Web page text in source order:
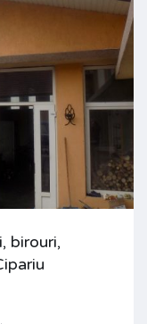
birouri,